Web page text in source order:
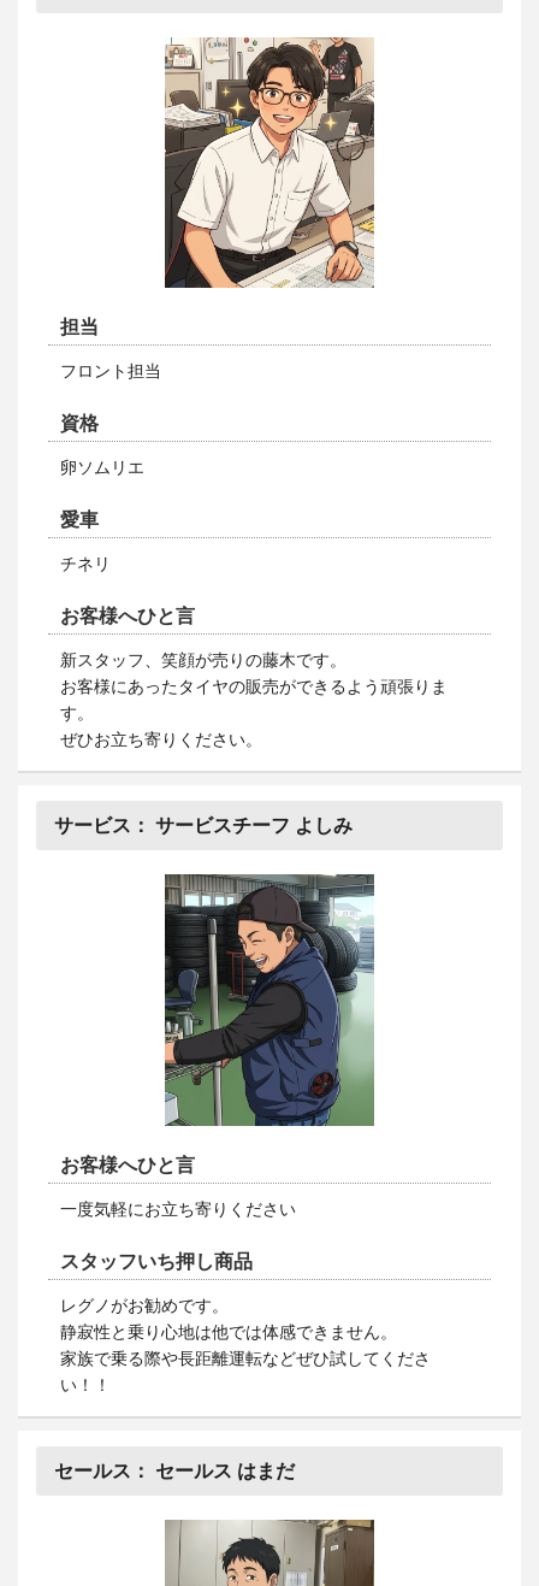
担当
フロント担当
資格
卵ソムリエ
愛車
チネリ
お客様へひと言
新スタッフ、笑顔が売りの藤木です。
お客様にあったタイヤの販売ができるよう頑張りま
す。
ぜひお立ち寄りください。
サービス： サービスチーフ よしみ
お客様へひと言
一度気軽にお立ち寄りください
スタッフいち押し商品
レグノがお勧めです。
静寂性と乗り心地は他では体感できません。
家族で乗る際や長距離運転などぜひ試してくださ
い！！
セールス： セールス はまだ